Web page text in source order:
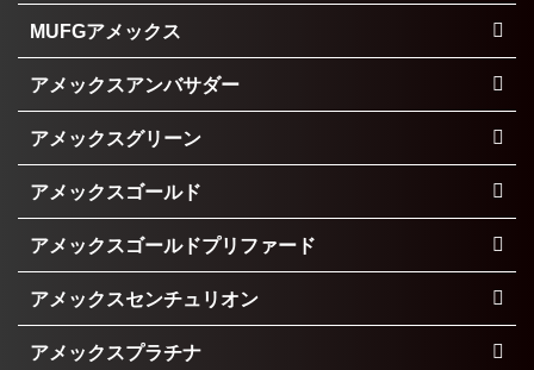
MUFGアメックス
アメックスアンバサダー
アメックスグリーン
アメックスゴールド
アメックスゴールドプリファード
アメックスセンチュリオン
アメックスプラチナ